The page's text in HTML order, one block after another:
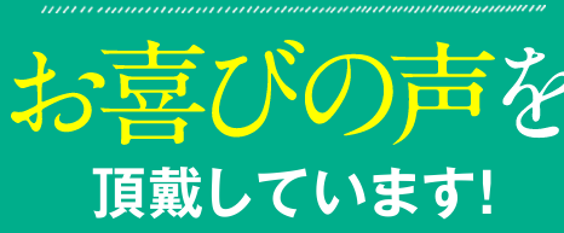
頂戴しています!